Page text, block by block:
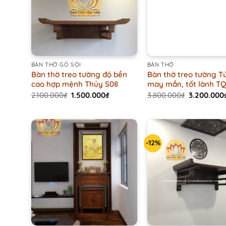
BÀN THỜ GỖ SỒI
Bàn thờ treo tường độ bền
cao hợp mệnh Thủy S08
2.100.000₫ Original
2.100.000₫.
1.500.000₫Current
1.500.000₫.
BÀN THỜ
Bàn thờ treo tường
may mắn, tốt lành
3.800.000₫ Original
3.200.000
+
-12%